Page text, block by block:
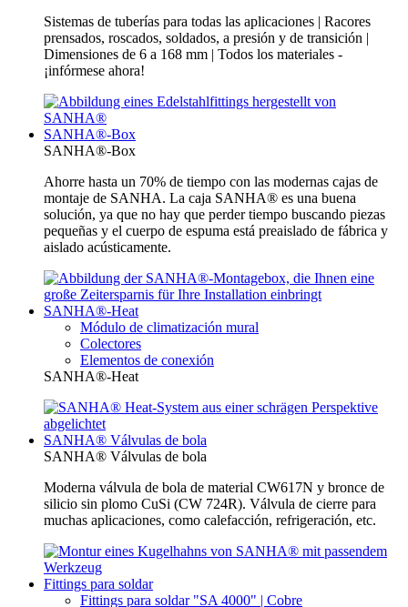
Sistemas de tuberías para todas las aplicaciones | Racores
prensados, roscados, soldados, a presión y de transición |
Dimensiones de 6 a 168 mm | Todos los materiales -
¡infórmese ahora!
SANHA®-Box
SANHA®-Box
Ahorre hasta un 70% de tiempo con las modernas cajas de
montaje de SANHA. La caja SANHA® es una buena
solución, ya que no hay que perder tiempo buscando piezas
pequeñas y el cuerpo de espuma está preaislado de fábrica y
aislado acústicamente.
SANHA®-Heat
Módulo de climatización mural
Colectores
Elementos de conexión
SANHA®-Heat
SANHA® Válvulas de bola
SANHA® Válvulas de bola
Moderna válvula de bola de material CW617N y bronce de
silicio sin plomo CuSi (CW 724R). Válvula de cierre para
muchas aplicaciones, como calefacción, refrigeración, etc.
Fittings para soldar
Fittings para soldar "SA 4000" | Cobre